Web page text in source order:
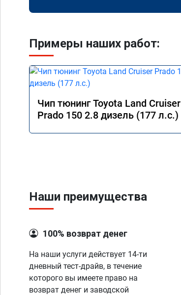
Примеры наших работ:
Чип тюнинг Toyota Land Cruiser
Prado 150 2.8 дизель (177 л.с.)
Наши преимущества
100% возврат денег
На наши услуги действует 14-ти
дневный тест-драйв, в течение
которого вы имеете право на
возврат денег и заводской